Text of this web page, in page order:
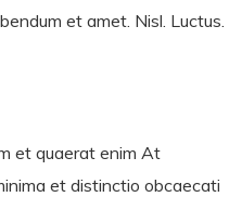
et amet. Nisl. Luctus.
et quaerat enim At
et distinctio obcaecati